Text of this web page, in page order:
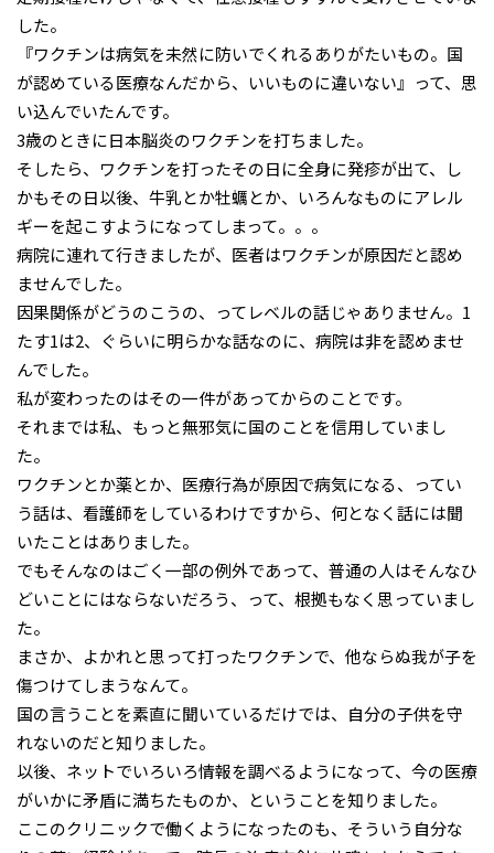
した。
『ワクチンは病気を未然に防いでくれるありがたいもの。国
が認めている医療なんだから、いいものに違いない』って、思
い込んでいたんです。
3歳のときに日本脳炎のワクチンを打ちました。
そしたら、ワクチンを打ったその日に全身に発疹が出て、し
かもその日以後、牛乳とか牡蠣とか、いろんなものにアレル
ギーを起こすようになってしまって。。。
病院に連れて行きましたが、医者はワクチンが原因だと認め
ませんでした。
因果関係がどうのこうの、ってレベルの話じゃありません。1
たす1は2、ぐらいに明らかな話なのに、病院は非を認めませ
んでした。
私が変わったのはその一件があってからのことです。
それまでは私、もっと無邪気に国のことを信用していまし
た。
ワクチンとか薬とか、医療行為が原因で病気になる、ってい
う話は、看護師をしているわけですから、何となく話には聞
いたことはありました。
でもそんなのはごく一部の例外であって、普通の人はそんなひ
どいことにはならないだろう、って、根拠もなく思っていまし
た。
まさか、よかれと思って打ったワクチンで、他ならぬ我が子を
傷つけてしまうなんて。
国の言うことを素直に聞いているだけでは、自分の子供を守
れないのだと知りました。
以後、ネットでいろいろ情報を調べるようになって、今の医療
がいかに矛盾に満ちたものか、ということを知りました。
ここのクリニックで働くようになったのも、そういう自分な